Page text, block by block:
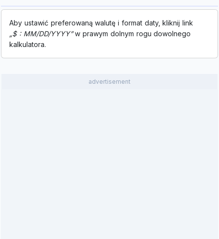
Aby ustawić preferowaną walutę i format daty, kliknij link
„$ : MM/DD/YYYY”w prawym dolnym rogu dowolnego
kalkulatora.
advertisement